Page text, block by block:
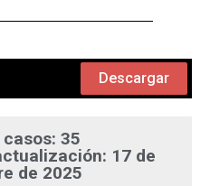
Descargar
35
17 de
de 2025